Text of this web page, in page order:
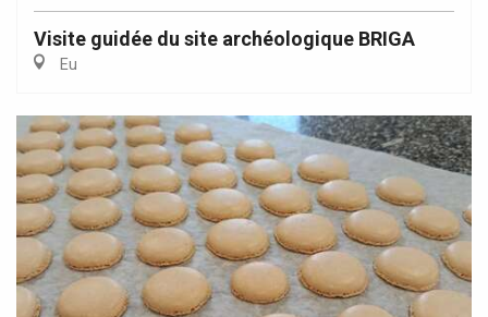
Visite guidée du site archéologique BRIGA
Eu